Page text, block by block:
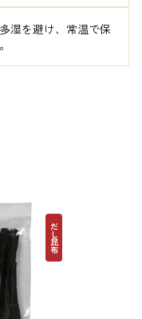
湿を避け、常温で保
だし昆布